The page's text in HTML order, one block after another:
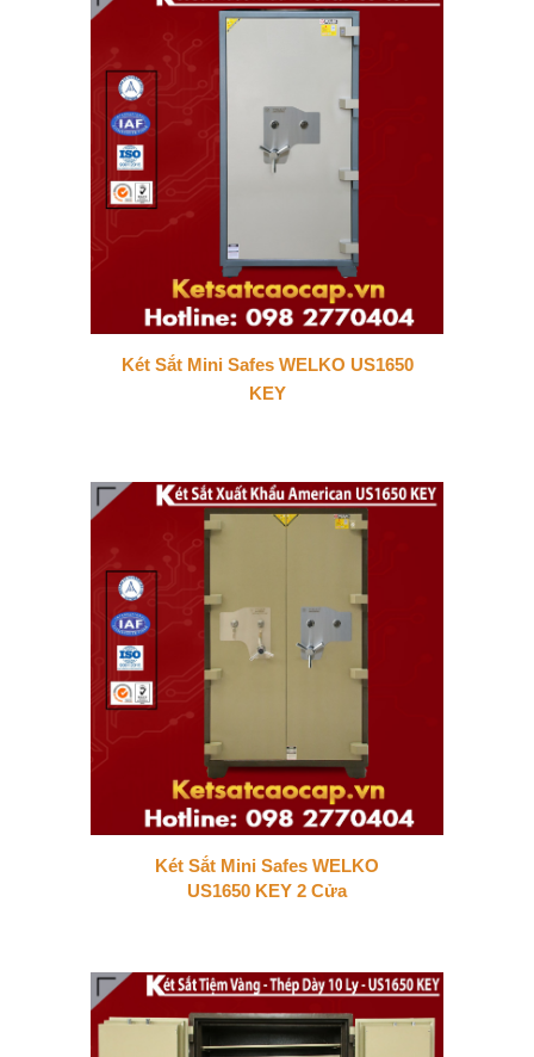
Két Sắt Mini Safes WELKO US1650
KEY
Két Sắt Mini Safes WELKO
US1650 KEY 2 Cửa